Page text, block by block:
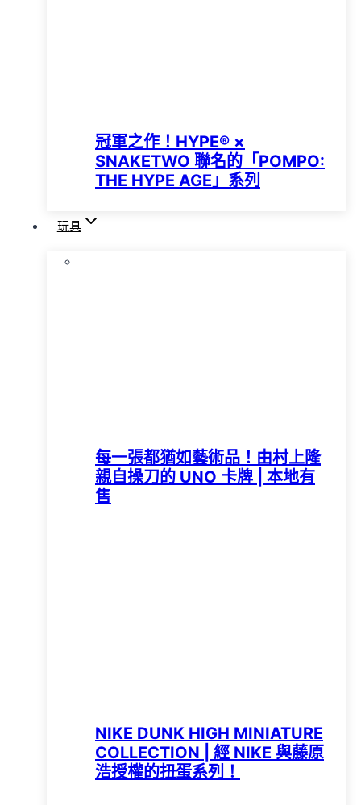
冠軍之作！HYPE®️ ×
SNAKETWO 聯名的「POMPO:
THE HYPE AGE」系列
玩具
每一張都猶如藝術品！由村上隆
親自操刀的 UNO 卡牌 | 本地有
售
NIKE DUNK HIGH MINIATURE
COLLECTION | 經 NIKE 與藤原
浩授權的扭蛋系列！